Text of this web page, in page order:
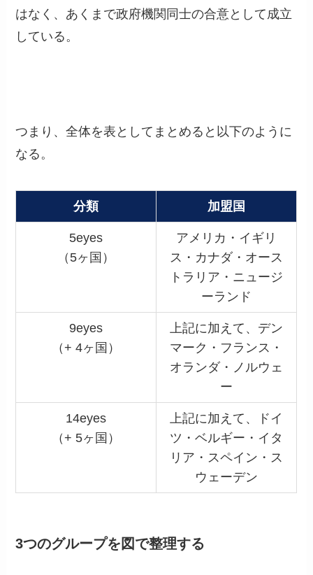
はなく、あくまで政府機関同士の合意として成立
している。
つまり、全体を表としてまとめると以下のように
なる。
分類 加盟国
5eyes
（5ヶ国）
アメリカ・イギリ
ス・カナダ・オース
トラリア・ニュージ
ーランド
9eyes
（+ 4ヶ国）
上記に加えて、デン
マーク・フランス・
オランダ・ノルウェ
ー
14eyes
（+ 5ヶ国）
上記に加えて、ドイ
ツ・ベルギー・イタ
リア・スペイン・ス
ウェーデン
3つのグループを図で整理する